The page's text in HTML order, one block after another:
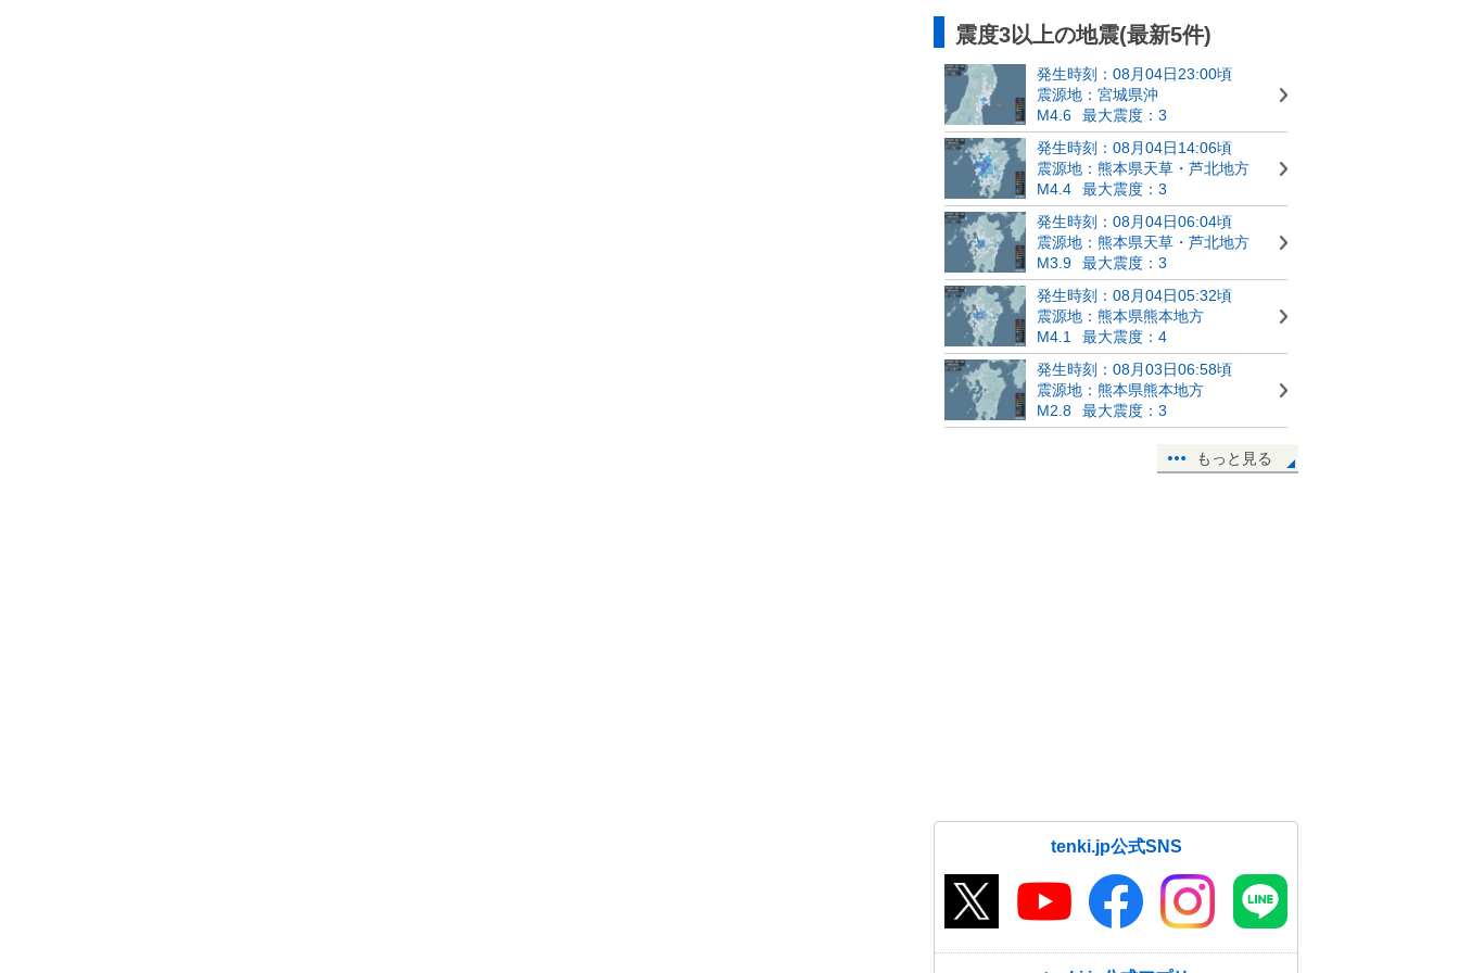
震度3以上の地震(最新5件)
発生時刻：08月04日23:00頃
震源地：宮城県沖
M4.6
最大震度：3
発生時刻：08月04日14:06頃
震源地：熊本県天草・芦北地方
M4.4
最大震度：3
発生時刻：08月04日06:04頃
震源地：熊本県天草・芦北地方
M3.9
最大震度：3
発生時刻：08月04日05:32頃
震源地：熊本県熊本地方
M4.1
最大震度：4
発生時刻：08月03日06:58頃
震源地：熊本県熊本地方
M2.8
最大震度：3
もっと見る
tenki.jp公式SNS